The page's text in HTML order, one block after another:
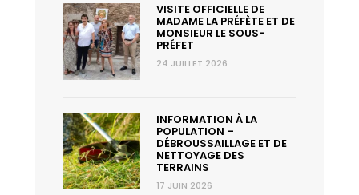
VISITE OFFICIELLE DE
MADAME LA PRÉFÈTE ET DE
MONSIEUR LE SOUS-
PRÉFET
24 JUILLET 2026
INFORMATION À LA
POPULATION –
DÉBROUSSAILLAGE ET DE
NETTOYAGE DES
TERRAINS
17 JUIN 2026